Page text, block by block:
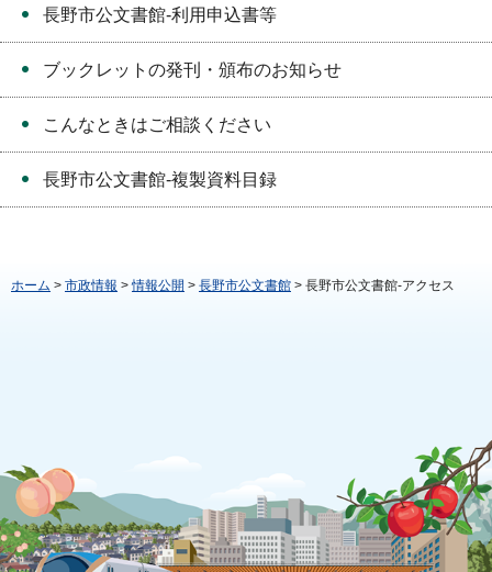
長野市公文書館-利用申込書等
ブックレットの発刊・頒布のお知らせ
こんなときはご相談ください
長野市公文書館-複製資料目録
ホーム > 市政情報 >情報公開 > 長野市公文書館 > 長野市公文書館-アクセス